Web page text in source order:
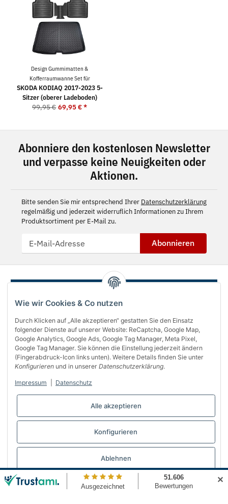
Wie wir Cookies & Co nutzen
Durch Klicken auf „Alle akzeptieren“ gestatten Sie den Einsatz
folgender Dienste auf unserer Website: ReCaptcha, Google Map,
Google Analytics, Google Ads, Google Tag Manager, Meta Pixel,
Google Tag Manager. Sie können die Einstellung jederzeit ändern
(Fingerabdruck-Icon links unten). Weitere Details finden Sie unter
Konfigurieren und in unserer Datenschutzerklärung.
Impressum Datenschutz
Alle akzeptieren
Konfigurieren
Ablehnen
Design Gummimatten &
Kofferraumwanne Set für
SKODA KODIAQ 2017-2023 5-
Sitzer (oberer Ladeboden)
99,95 € 69,95 €*
Abonniere den kostenlosen Newsletter
und verpasse keine Neuigkeiten oder
Aktionen.
Bitte senden Sie mir entsprechend Ihrer Datenschutzerklärung
regelmäßig und jederzeit widerruflich Informationen zu Ihrem
Produktsortiment per E-Mail zu.
Abonnieren
Über uns
Informationen
Bequem bezahlen
✕